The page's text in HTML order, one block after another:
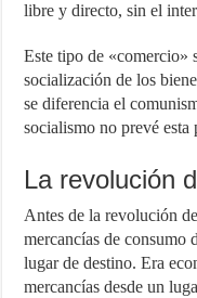
libre y directo, sin el
Este tipo de «comercio»
socialización de los
se diferencia el
socialismo no prevé esta
La revolución
Antes de la revolución
mercancías de consumo
lugar de destino. Era
mercancías desde un